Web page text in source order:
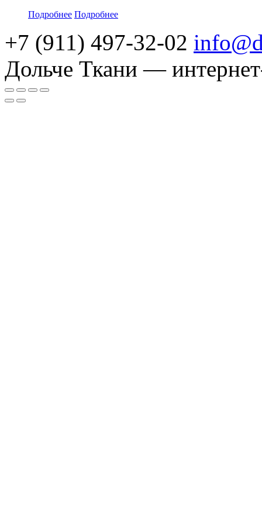
Подробнее Подробнее
+7 (911) 497-32-02
Дольче Ткани —